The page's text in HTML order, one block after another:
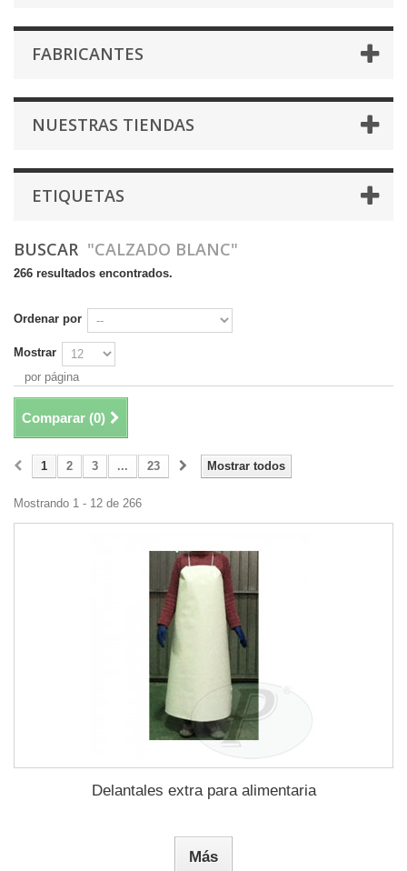
FABRICANTES
NUESTRAS TIENDAS
ETIQUETAS
BUSCAR "CALZADO BLANC"
266 resultados encontrados.
Ordenar por
Mostrar
por página
Comparar (0)
Mostrar todos
1 2 3 ... 23
Mostrando 1 - 12 de 266
Delantales extra para alimentaria
Más